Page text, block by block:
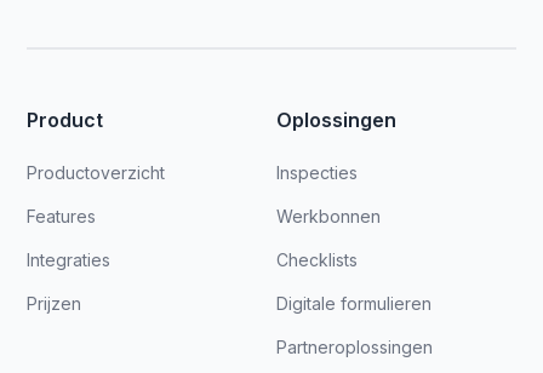
Product
Productoverzicht
Features
Integraties
Prijzen
Oplossingen
Inspecties
Werkbonnen
Checklists
Digitale formulieren
Partneroplossingen